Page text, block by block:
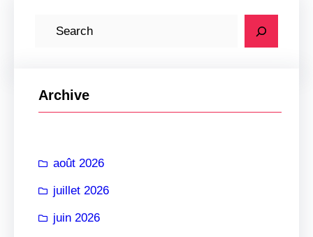
h
e
Archive
août 2026
juillet 2026
juin 2026